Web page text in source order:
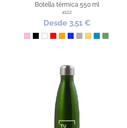
Botella térmica 550 ml
4122
Desde 3,51 €
RosaNegroBlanco
RojoNaranja
Azul Royal
PlataDorado
AzulVerde